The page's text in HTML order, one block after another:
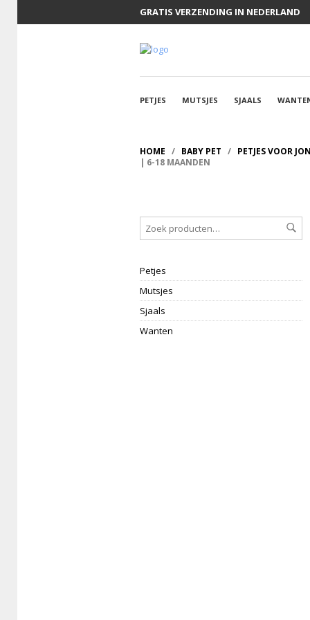
GRATIS VERZENDING IN NEDERLAND
PETJES MUTSJES SJAALS
HOME / BABY PET / PETJES VOOR
| 6-18 MAANDEN
Petjes
Mutsjes
Sjaals
Wanten